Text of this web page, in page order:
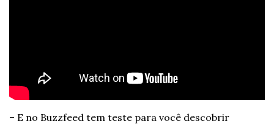
– E no Buzzfeed tem teste para você descobrir